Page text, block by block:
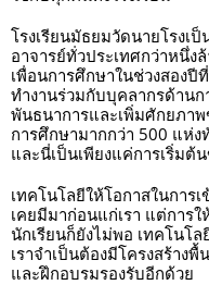
โรงเรียนมัธยมวัดนายโรงเ
อาจารย์ทั่วประเทศกว่าหนึ่ง
เพื่อนการศึกษาในช่วงสองปี
ทำงานร่วมกับบุคลากรด้าน
พันธนาการและเพิ่มศักยภา
การศึกษามากกว่า 500 แห่ง
และนี่เป็นเพียงแค่การเริ่มต้น
เทคโนโลยีให้โอกาสในการ
เคยมีมาก่อนแก่เรา แต่กา
นักเรียนก็ยังไม่พอ เทคโนโ
เราจำเป็นต้องมีโครงสร้าง
และฝึกอบรมรองรับอีกด้วย